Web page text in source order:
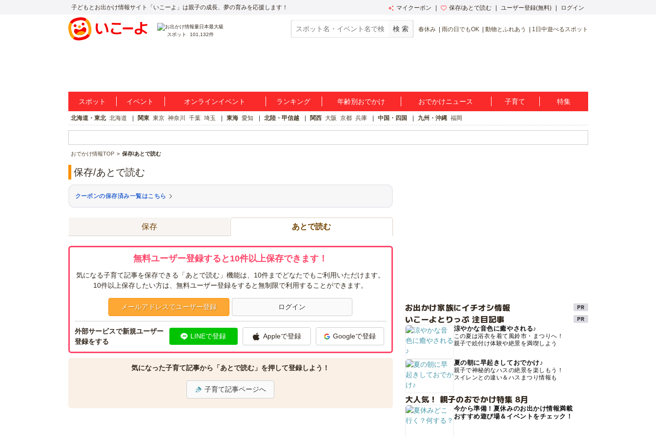
子どもとお出かけ情報サイト「いこーよ」は親子の成長、夢の育みを応援します！ マイクーポン 保存/あとで読む ユーザー登録(無料) ログイン
スポット 101,132件
春休み 雨の日でもOK 動物とふれあう 1日中遊べるスポット
スポット イベント オンラインイベント ランキング 年齢別おでかけ おでかけニュース 子育て 特集
北海道・東北 北海道 関東 東京 神奈川 千葉 埼玉 東海 愛知 北陸・甲信越 関西 大阪 京都 兵庫 中国・四国 九州・沖縄 福岡
おでかけ情報TOP 保存/あとで読む
保存/あとで読む
クーポンの保存済み一覧はこちら
保存 あとで読む
無料ユーザー登録すると10件以上保存できます！
気になる子育て記事を保存できる「あとで読む」機能は、10件までどなたでもご利用いただけます。
10件以上保存したい方は、無料ユーザー登録をすると無制限で利用することができます。
メールアドレスでユーザー登録 ログイン
外部サービスで新規ユーザー
登録をする
LINEで登録 Appleで登録 Googleで登録
気になった子育て記事から「あとで読む」を押して登録しよう！
子育て記事ページへ
お出かけ家族にイチオシ情報
いこーよとりっぷ 注目記事
涼やかな音色に癒やされる♪
この夏は浴衣を着て風鈴市・まつりへ！
親子で絵付け体験や絶景を満喫しよう
夏の朝に早起きしておでかけ♪
親子で神秘的なハスの絶景を楽しもう！
スイレンとの違い＆ハスまつり情報も
大人気！ 親子のおでかけ特集 8月
今から準備！夏休みのお出かけ情報満載
おすすめ遊び場＆イベントをチェック！